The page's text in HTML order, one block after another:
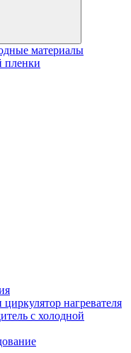
материалы
пленки
нагревателя
с холодной